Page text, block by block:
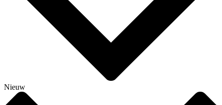
Nieuw